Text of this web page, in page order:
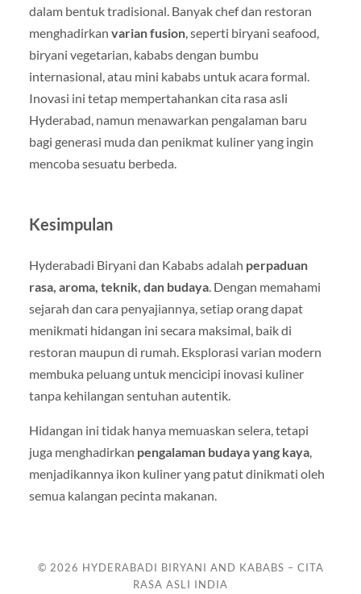
dalam bentuk tradisional. Banyak chef dan restoran
menghadirkan varian fusion, seperti biryani seafood,
biryani vegetarian, kababs dengan bumbu
internasional, atau mini kababs untuk acara formal.
Inovasi ini tetap mempertahankan cita rasa asli
Hyderabad, namun menawarkan pengalaman baru
bagi generasi muda dan penikmat kuliner yang ingin
mencoba sesuatu berbeda.
Kesimpulan
Hyderabadi Biryani dan Kababs adalah perpaduan
rasa, aroma, teknik, dan budaya. Dengan memahami
sejarah dan cara penyajiannya, setiap orang dapat
menikmati hidangan ini secara maksimal, baik di
restoran maupun di rumah. Eksplorasi varian modern
membuka peluang untuk mencicipi inovasi kuliner
tanpa kehilangan sentuhan autentik.
Hidangan ini tidak hanya memuaskan selera, tetapi
juga menghadirkan pengalaman budaya yang kaya,
menjadikannya ikon kuliner yang patut dinikmati oleh
semua kalangan pecinta makanan.
© 2026 HYDERABADI BIRYANI AND KABABS – CITA
RASA ASLI INDIA